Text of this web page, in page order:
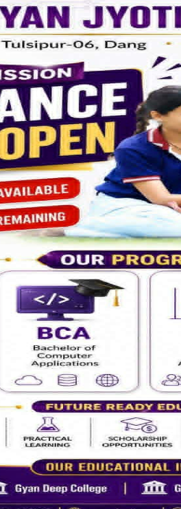
दिन किन महत्वपूर्ण मानिन्छ?
स्वास्थ्य तथा मृगौला रोगको
हुनुका साथै मृगौला
ध्यान दिनुपर्छ। पानी पर्याप्त
व्यायाम गर्ने गर्नुपर्छ। साथै
हानि पुर्‍याउन सक्छ। यसले केही
र रक्त नलीहरूलाई क्षति पुर्‍याउँछ
पुग्छ।
छ, र किन?
प्रत्यारोपण दुबै उपचारका
राहत प्रदान गर्दछ, भने
भन्दा उत्कृष्ट परिणाम
विचार के छ?
भएका बिरामीको लागि निकै